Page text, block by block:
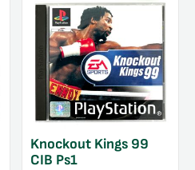
Knockout Kings 99
CIB Ps1